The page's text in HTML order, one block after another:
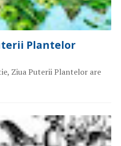
Plantelor
Ziua Puterii Plantelor are